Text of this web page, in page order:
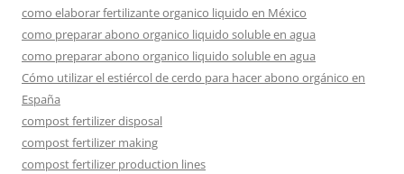
como elaborar fertilizante organico liquido en México
como preparar abono organico liquido soluble en agua
como preparar abono organico liquido soluble en agua
Cómo utilizar el estiércol de cerdo para hacer abono orgánico en
España
compost fertilizer disposal
compost fertilizer making
compost fertilizer production lines